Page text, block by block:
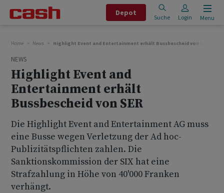
Depot
Suche Login Menu
Home News Highlight Event and Entertainment erhält Bussbescheid von SER
NEWS
Highlight Event and
Entertainment erhält
Bussbescheid von SER
Die Highlight Event and Entertainment AG muss
eine Busse wegen Verletzung der Ad hoc-
Publizitätspflichten zahlen. Die
Sanktionskommission der SIX hat eine
Strafzahlung in Höhe von 40'000 Franken
verhängt.